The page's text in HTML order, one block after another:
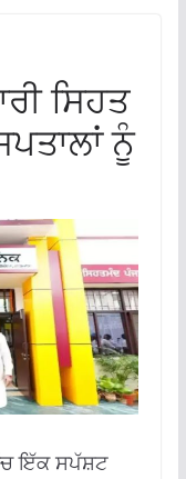
ਸਿਹਤ
ਨੂੰ
ਇੱਕ ਸਪੱਸ਼ਟ